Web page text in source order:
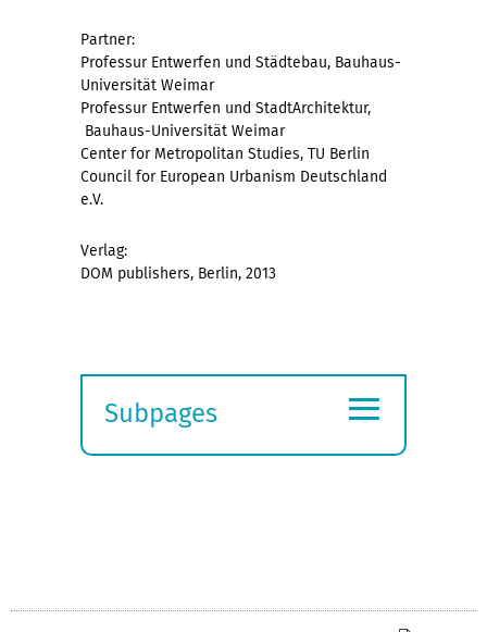
Partner:
Professur Entwerfen und Städtebau, Bauhaus-
Universität Weimar
Professur Entwerfen und StadtArchitektur,
Bauhaus-Universität Weimar
Center for Metropolitan Studies, TU Berlin
Council for European Urbanism Deutschland
e.V.
Verlag:
DOM publishers, Berlin, 2013
Subpages
≡